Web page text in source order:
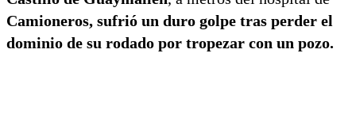
Camioneros, sufrió un duro golpe tras perder el
dominio de su rodado por tropezar con un pozo.